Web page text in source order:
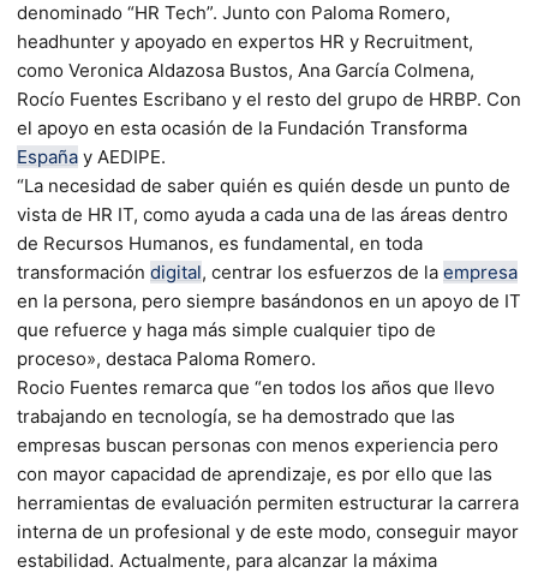
denominado “HR Tech”. Junto con Paloma Romero,
headhunter y apoyado en expertos HR y Recruitment,
como Veronica Aldazosa Bustos, Ana García Colmena,
Rocío Fuentes Escribano y el resto del grupo de HRBP. Con
el apoyo en esta ocasión de la Fundación Transforma
España y AEDIPE.
“La necesidad de saber quién es quién desde un punto de
vista de HR IT, como ayuda a cada una de las áreas dentro
de Recursos Humanos, es fundamental, en toda
transformación digital, centrar los esfuerzos de la empresa
en la persona, pero siempre basándonos en un apoyo de IT
que refuerce y haga más simple cualquier tipo de
proceso», destaca Paloma Romero.
Rocio Fuentes remarca que “en todos los años que llevo
trabajando en tecnología, se ha demostrado que las
empresas buscan personas con menos experiencia pero
con mayor capacidad de aprendizaje, es por ello que las
herramientas de evaluación permiten estructurar la carrera
interna de un profesional y de este modo, conseguir mayor
estabilidad. Actualmente, para alcanzar la máxima